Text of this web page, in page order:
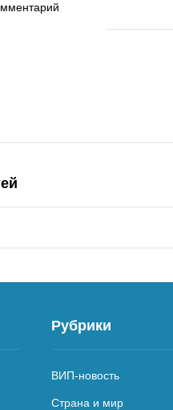
Рубрики
ВИП-новость
Страна и мир